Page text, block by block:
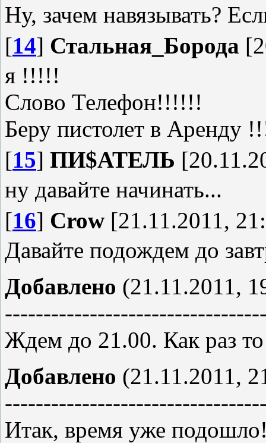
Ну, зачем навязывать?
[14] Стальная_Борода
я !!!!!
Слово Телефон!!!!!!
Беру пистолет в Аренду
[15] ПИ$АТЕЛЬ
ну давайте начинать...
[16] Crow [21.11.2011,
Давайте подождем до
Добавлено (21.11.2011,
Ждем до 21.00. Как раз то
Добавлено (21.11.2011,
Итак, время уже